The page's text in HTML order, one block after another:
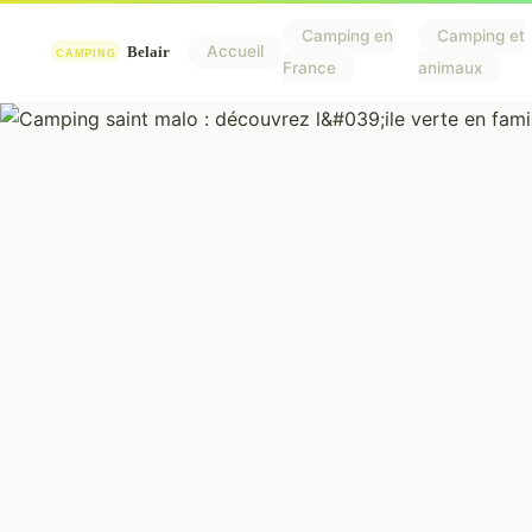
Accueil
Camping en
France
Camping et
animaux